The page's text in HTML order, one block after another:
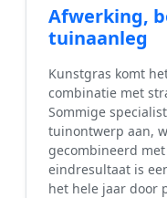
Afwerking,
tuinaanleg
Kunstgras komt
combinatie met
Sommige
tuinontwerp aan,
gecombineerd
eindresultaat is
het hele jaar door